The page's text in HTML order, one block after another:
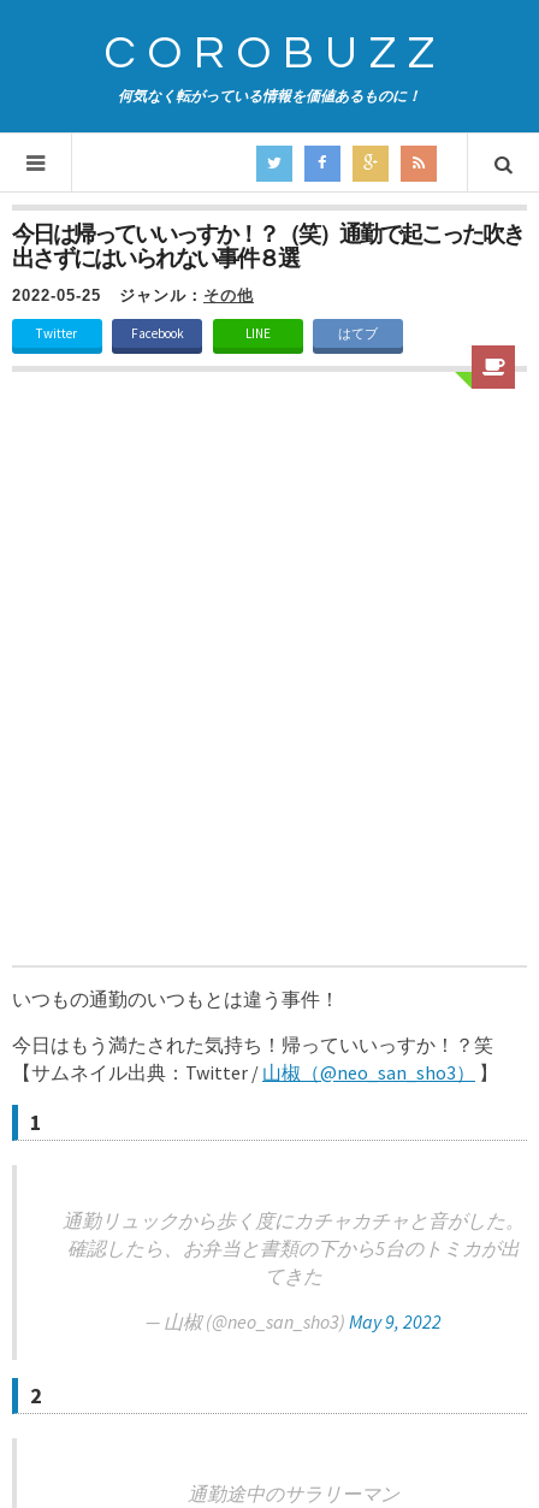
COROBUZZ
何気なく転がっている情報を価値あるものに！
今日は帰っていいっすか！？（笑）通勤で起こった吹き
出さずにはいられない事件８選
2022-05-25 ジャンル： その他
Twitter Facebook LINE はてブ
いつもの通勤のいつもとは違う事件！
今日はもう満たされた気持ち！帰っていいっすか！？笑
【サムネイル出典：Twitter / 山椒（@neo_san_sho3） 】
1
通勤リュックから歩く度にカチャカチャと音がした。
確認したら、お弁当と書類の下から5台のトミカが出
てきた
— 山椒 (@neo_san_sho3) May 9, 2022
2
通勤途中のサラリーマン